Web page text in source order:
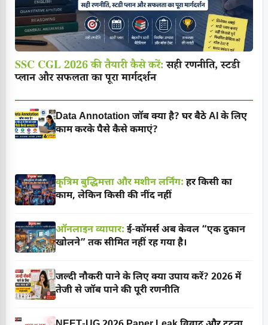
SSC CGL 2026 की तैयारी कैसे करें:सही रणनीति, स्टडी
प्लान और सफलता का पूरा मार्गदर्शन
Data Annotation जॉब क्या है? घर बैठे AI के लिए
काम करके पैसे कैसे कमाएं?
कृत्रिम बुद्धिमत्ता और मशीन लर्निंग: हर किसी का
काम, लेकिन किसी की नींद नहीं
ऑनलाइन व्यापार: ई-कॉमर्स अब केवल “एक दुकान
खोलने” तक सीमित नहीं रह गया है।
जल्दी नौकरी पाने के लिए क्या उपाय करें? 2026 में
तेजी से जॉब पाने की पूरी रणनीति